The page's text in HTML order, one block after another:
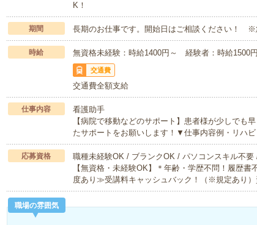
K！
期間 長期のお仕事です。開始日はご相談ください！ ※
時給 無資格未経験：時給1400円～ 経験者：時給
交通費
交通費全額支給
仕事内容
看護助手
【病院で移動などのサポート】患者様が少しでも
たサポートをお願いします！▼仕事内容例・リハ
応募資格
職種未経験OK / ブランクOK / パソコンスキル不要
【無資格・未経験OK】＊年齢・学歴不問！履歴
度あり≫受講料キャッシュバック！（※規定あり
職場の雰囲気